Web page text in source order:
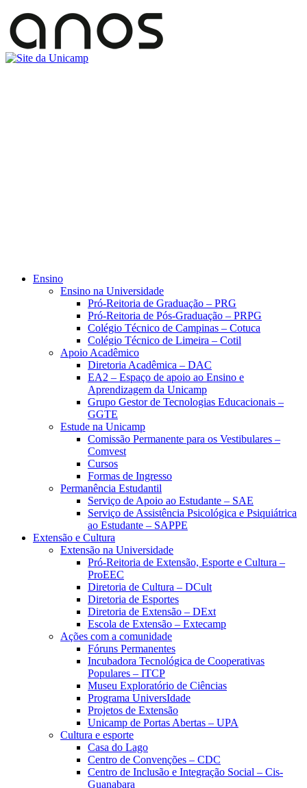
Ensino
Ensino na Universidade
Pró-Reitoria de Graduação – PRG
Pró-Reitoria de Pós-Graduação – PRPG
Colégio Técnico de Campinas – Cotuca
Colégio Técnico de Limeira – Cotil
Apoio Acadêmico
Diretoria Acadêmica – DAC
EA2 – Espaço de apoio ao Ensino e
Aprendizagem da Unicamp
Grupo Gestor de Tecnologias Educacionais –
GGTE
Estude na Unicamp
Comissão Permanente para os Vestibulares –
Comvest
Cursos
Formas de Ingresso
Permanência Estudantil
Serviço de Apoio ao Estudante – SAE
Serviço de Assistência Psicológica e Psiquiátrica
ao Estudante – SAPPE
Extensão e Cultura
Extensão na Universidade
Pró-Reitoria de Extensão, Esporte e Cultura –
ProEEC
Diretoria de Cultura – DCult
Diretoria de Esportes
Diretoria de Extensão – DExt
Escola de Extensão – Extecamp
Ações com a comunidade
Fóruns Permanentes
Incubadora Tecnológica de Cooperativas
Populares – ITCP
Museu Exploratório de Ciências
Programa UniversIdade
Projetos de Extensão
Unicamp de Portas Abertas – UPA
Cultura e esporte
Casa do Lago
Centro de Convenções – CDC
Centro de Inclusão e Integração Social – Cis-
Guanabara